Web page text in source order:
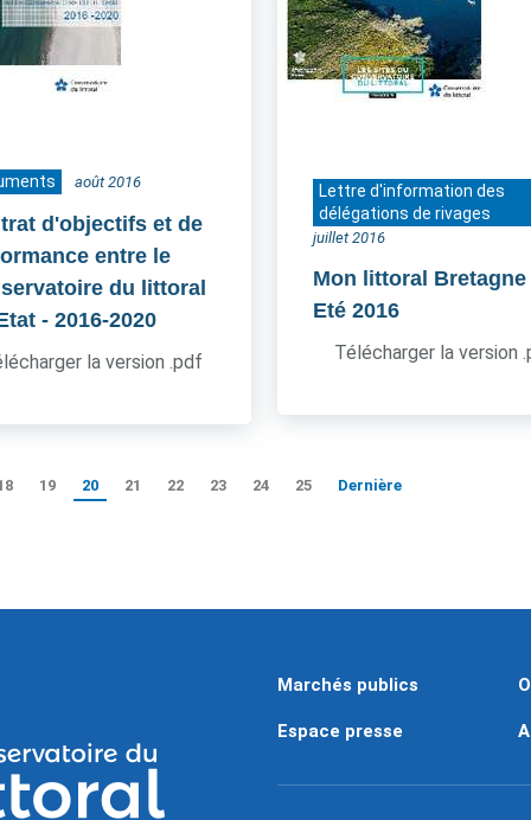
août 2016
d'objectifs et de
entre le
du littoral
- 2016-2020
la version .pdf
Lettre d'information des
délégations de rivages
juillet 2016
Mon littoral Bretagne
Eté 2016
Télécharger la version
19 20 21 22 23 24 25 Dernière
Marchés publics
Espace presse